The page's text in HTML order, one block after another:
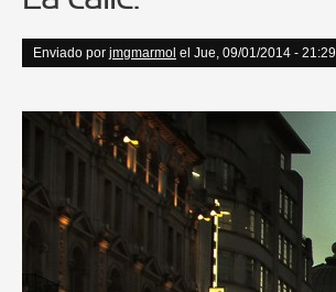
Enviado por jmgmarmol el Jue, 09/01/2014 - 21:29